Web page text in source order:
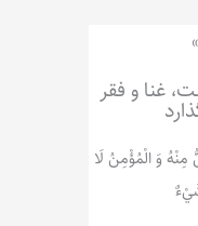
غنا و فقر
وَ الْمُؤْمِنُ لَا